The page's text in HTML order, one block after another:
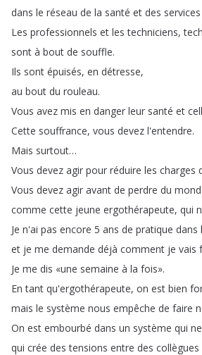
dans le réseau de la santé et des services
Les professionnels et les techniciens,
sont à bout de souffle.
Ils sont épuisés, en détresse,
au bout du rouleau.
Vous avez mis en danger leur santé et
Cette souffrance, vous devez l'entendre.
Mais surtout…
Vous devez agir pour réduire les charges
Vous devez agir avant de perdre du
comme cette jeune ergothérapeute, qui
Je n'ai pas encore 5 ans de pratique dans
et je me demande déjà comment je vais
Je me dis «une semaine à la fois».
En tant qu'ergothérapeute, on est bien
mais le système nous empêche de faire
On est embourbé dans un système qui ne
qui crée des tensions entre des collègues